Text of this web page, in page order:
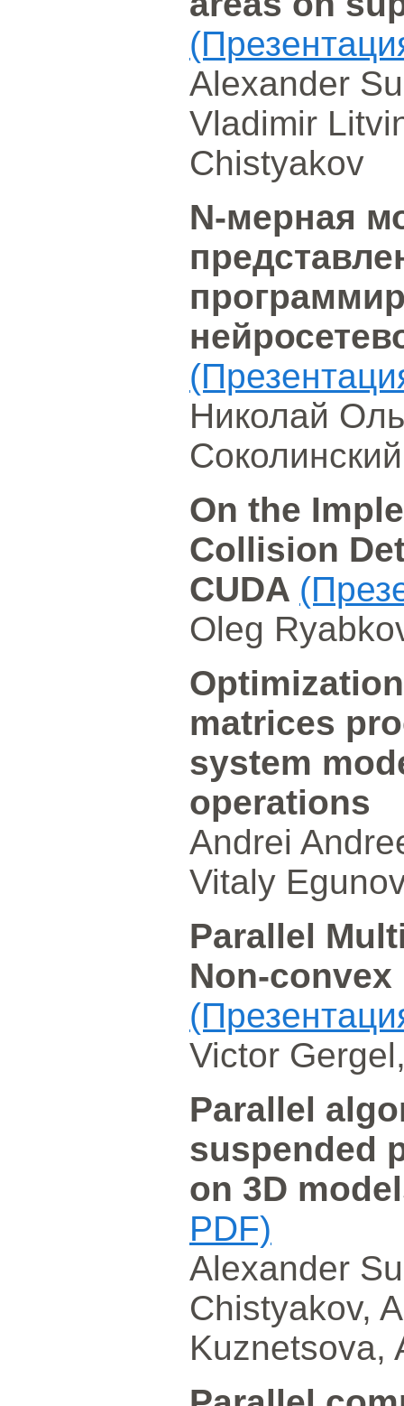
Alexander
Vladimir
Chistyakov
N-мерная
Николай
Соколинский
On the
Collision
CUDA
Oleg
matrices
system
operations
Andrei
Vitaly
Parallel
Non-
Victor
Parallel
suspended
on 3D
PDF)
Alexander
Chistyakov,
Kuznetsova,